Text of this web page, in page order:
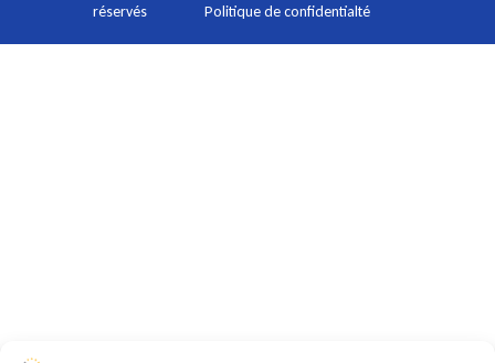
réservés
Politique de confidentialté